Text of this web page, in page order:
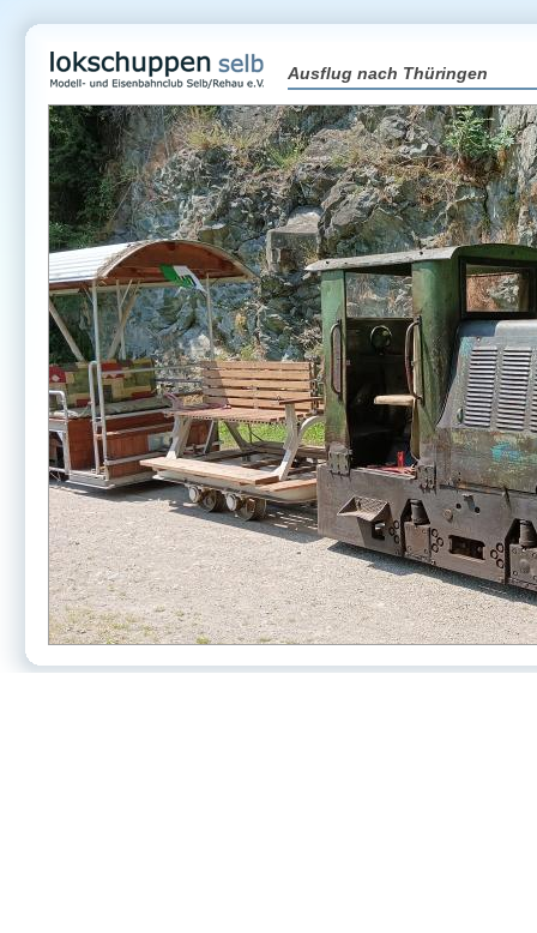
Ausflug nach Thüringen